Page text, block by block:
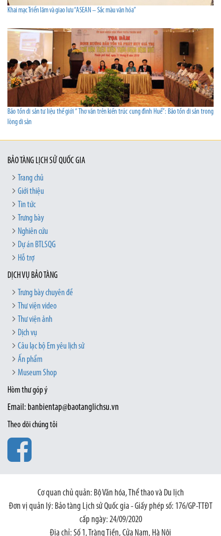
Khai mạc Triển lãm và giao lưu “ASEAN – Sắc màu văn hóa”
Bảo tồn di sản tư liệu thế giới “ Thơ văn trên kiến trúc cung đình Huế”: Bảo tồn di sản trong
lòng di sản
BẢO TÀNG LỊCH SỬ QUỐC GIA
Trang chủ
Giới thiệu
Tin tức
Trưng bày
Nghiên cứu
Dự án BTLSQG
Hỗ trợ
DỊCH VỤ BẢO TÀNG
Trưng bày chuyên đề
Thư viện video
Thư viện ảnh
Dịch vụ
Câu lạc bộ Em yêu lịch sử
Ấn phẩm
Museum Shop
Hòm thư góp ý
Email: banbientap@baotanglichsu.vn
Theo dõi chúng tôi
Cơ quan chủ quản: Bộ Văn hóa, Thể thao và Du lịch
Đơn vị quản lý: Bảo tàng Lịch sử Quốc gia - Giấy phép số: 176/GP-TTĐT
cấp ngày: 24/09/2020
Địa chỉ: Số 1, Tràng Tiền, Cửa Nam, Hà Nội